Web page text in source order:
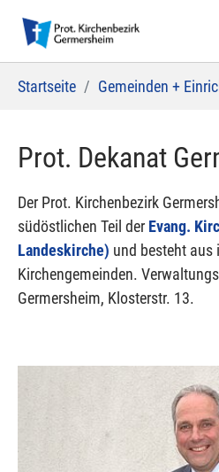
Startseite Gemeinden +
Prot. Dekanat
Der Prot. Kirchenbezirk
südöstlichen Teil der Evang.
Landeskirche) und besteht aus
Kirchengemeinden.
Germersheim, Klosterstr. 13.